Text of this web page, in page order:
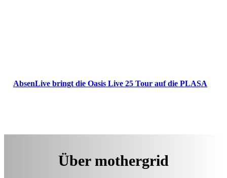
AbsenLive bringt die Oasis Live 25 Tour auf die PLASA
Über mothergrid